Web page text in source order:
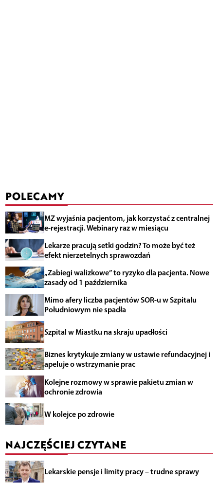
POLECAMY
MZ wyjaśnia pacjentom, jak korzystać z centralnej
e-rejestracji. Webinary raz w miesiącu
Lekarze pracują setki godzin? To może być też
efekt nierzetelnych sprawozdań
„Zabiegi walizkowe” to ryzyko dla pacjenta. Nowe
zasady od 1 października
Mimo afery liczba pacjentów SOR-u w Szpitalu
Południowym nie spadła
Szpital w Miastku na skraju upadłości
Biznes krytykuje zmiany w ustawie refundacyjnej i
apeluje o wstrzymanie prac
Kolejne rozmowy w sprawie pakietu zmian w
ochronie zdrowia
W kolejce po zdrowie
NAJCZĘŚCIEJ CZYTANE
Lekarskie pensje i limity pracy – trudne sprawy